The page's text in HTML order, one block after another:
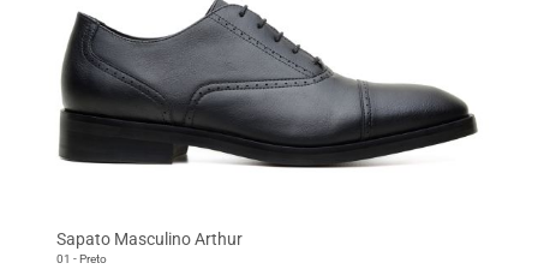
Sapato Masculino Arthur
01 - Preto